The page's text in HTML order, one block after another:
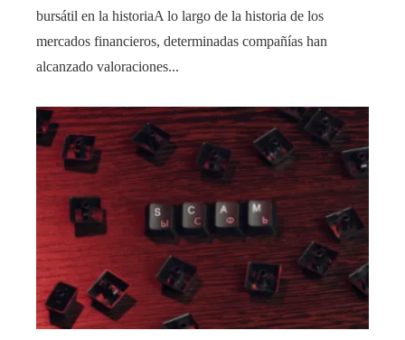
bursátil en la historiaA lo largo de la historia de los
mercados financieros, determinadas compañías han
alcanzado valoraciones...